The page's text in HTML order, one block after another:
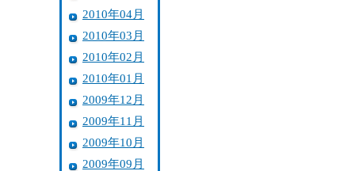
2010年04月
2010年03月
2010年02月
2010年01月
2009年12月
2009年11月
2009年10月
2009年09月